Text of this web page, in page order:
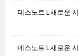
데스노트 L 새로운
데스노트 L 새로운